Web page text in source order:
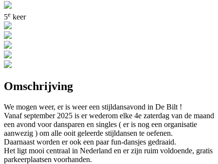
5e keer
Omschrijving
We mogen weer, er is weer een stijldansavond in De Bilt !
Vanaf september 2025 is er wederom elke 4e zaterdag van de maand
een avond voor dansparen en singles ( er is nog een organisatie
aanwezig ) om alle ooit geleerde stijldansen te oefenen.
Daarnaast worden er ook een paar fun-dansjes gedraaid.
Het ligt mooi centraal in Nederland en er zijn ruim voldoende, gratis
parkeerplaatsen voorhanden.